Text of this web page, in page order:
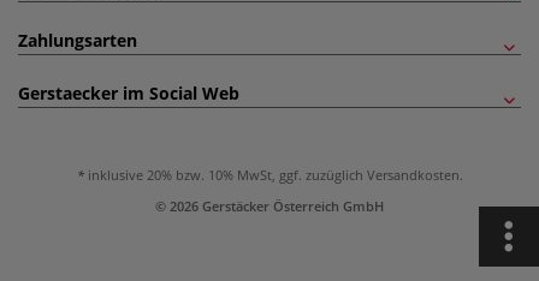
Zahlungsarten
Gerstaecker im Social Web
inklusive 20% bzw. 10% MwSt, ggf. zuzüglich Versandkosten.
© 2026 Gerstäcker Österreich GmbH